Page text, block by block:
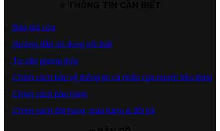
Báo giá cửa
Hướng dẫn sử dụng nội thất
Tư vấn phong thủy
Chính sách bảo vệ thông tin cá nhân của người tiêu dùng
Chính sách bảo hành
Chính sách đặt hàng, giao hàng & đổi trả